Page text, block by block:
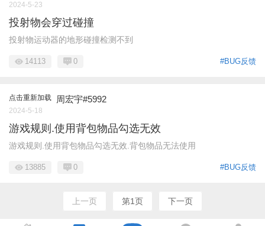
2024-5-23
投射物会穿过碰撞
投射物运动器的地形碰撞检测不到
#BUG反馈
14113 0
点击重新加载 周宏宇#5992
2024-5-18
游戏规则.使用背包物品勾选无效
游戏规则.使用背包物品勾选无效.背包物品无法使用
#BUG反馈
13885 0
上一页 第1页 下一页